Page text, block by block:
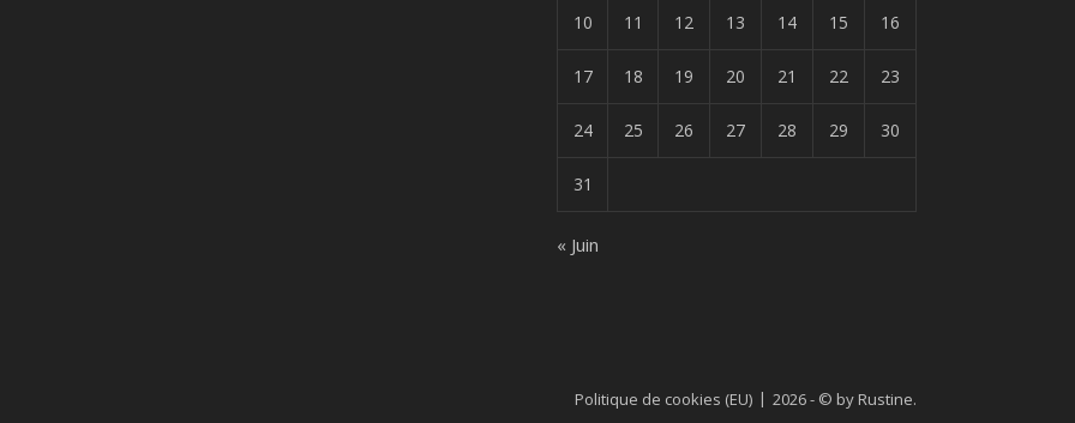
10 11 12 13 14 15 16
17 18 19 20 21 22 23
24 25 26 27 28 29 30
31
« Juin
2026 - © by Rustine.
Politique de cookies (EU)